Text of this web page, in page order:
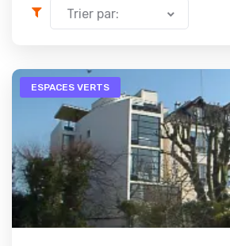
Trier par:
ESPACES VERTS